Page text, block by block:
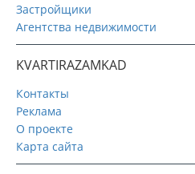
Застройщики
Агентства недвижимости
KVARTIRAZAMKAD
Контакты
Реклама
О проекте
Карта сайта